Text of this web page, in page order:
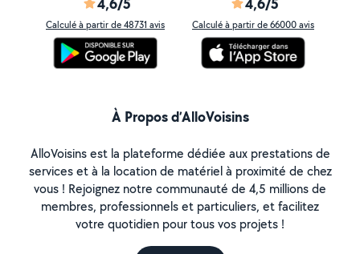
Calculé à partir de 48731 avis Calculé à partir de 66000 avis
À Propos d’AlloVoisins
AlloVoisins est la plateforme dédiée aux prestations de
services et à la location de matériel à proximité de chez
vous ! Rejoignez notre communauté de 4,5 millions de
membres, professionnels et particuliers, et facilitez
votre quotidien pour tous vos projets !